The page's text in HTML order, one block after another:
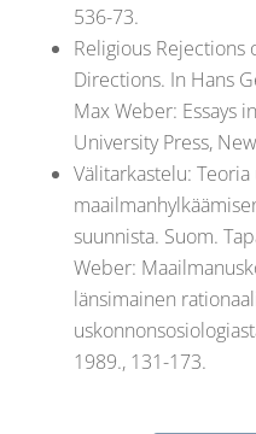
536-73.
Religious
Directions. In Hans
Max Weber: Essays
University Press,
Välitarkastelu:
suunnista. Suom.
Weber:
länsimainen
1989., 131-173.